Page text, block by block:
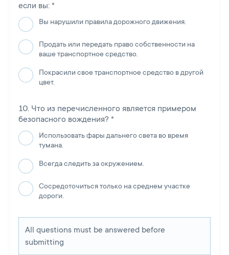
если вы: *
Вы нарушили правила дорожного движения.
Продать или передать право собственности на
ваше транспортное средство.
Покрасили свое транспортное средство в другой
цвет.
Что из перечисленного является примером
безопасного вождения? *
Использовать фары дальнего света во время
тумана.
Всегда следить за окружением.
Сосредоточиться только на среднем участке
дороги.
All questions must be answered before
submitting